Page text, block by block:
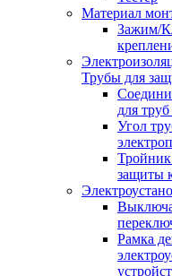
Материал
Зажим/
Трубы для
для
Угол
защиты
Рамка